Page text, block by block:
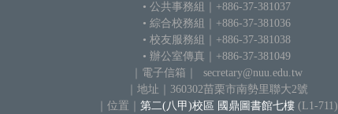
• 公共事務組｜+886-37-381037
• 綜合校務組｜+886-37-381036
• 校友服務組｜+886-37-381038
• 辦公室傳真｜+886-37-381049
｜電子信箱 ｜ secretary@nuu.edu.tw
｜地址｜360302苗栗市南勢里聯大2號
位置｜ 第二(八甲)校區 國鼎圖書館七樓(L1-711)